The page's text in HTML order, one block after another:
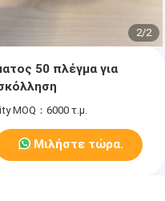
2/2
50 πλέγμα για
MOQ：6000 τ.μ.
Μιλήστε τώρα.